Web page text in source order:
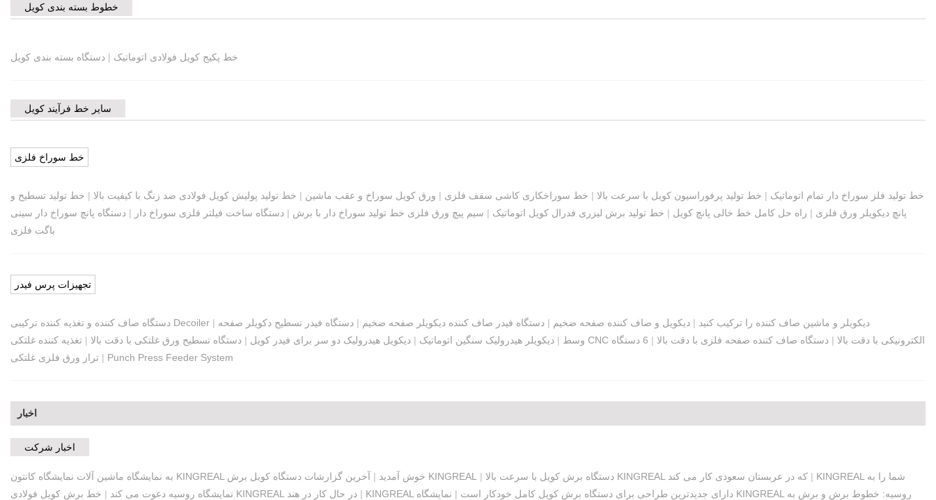
خطوط بسته بندی کویل
خط پکیج کویل فولادی اتوماتیک | دستگاه بسته بندی کویل
سایر خط فرآیند کویل
خط سوراخ فلزی
خط تولید فلز سوراخ دار تمام اتوماتیک | خط تولید پرفوراسیون کویل با سرعت بالا | خط سوراخکاری کاشی سقف فلزی | ورق کویل سوراخ و عقب ماشین | خط تولید پولیش کویل فولادی ضد زنگ با کیفیت بالا | خط تولید تسطیح و
پانچ دیکویلر ورق فلزی | راه حل کامل خط خالی پانچ کویل | خط تولید برش لیزری فدرال کویل اتوماتیک | سیم پیچ ورق فلزی خط تولید سوراخ دار با برش | دستگاه ساخت فیلتر فلزی سوراخ دار | دستگاه پانچ سوراخ دار سینی
باگت فلزی
تجهیزات پرس فیدر
دستگاه صاف کننده و تغذیه کننده ترکیبی Decoiler | دیکویلر و ماشین صاف کننده را ترکیب کنید | دیکویل و صاف کننده صفحه ضخیم | دستگاه فیدر صاف کننده دیکویلر صفحه ضخیم | دستگاه فیدر تسطیح دکویلر صفحه
وسط | دیکویلر هیدرولیک سنگین اتوماتیک | دیکویل هیدرولیک دو سر برای فیدر کویل | دستگاه تسطیح ورق غلتکی با دقت بالا | تغذیه کننده غلتکی CNC الکترونیکی با دقت بالا | دستگاه صاف کننده صفحه فلزی با دقت بالا |
6 دستگاه
تراز ورق فلزی غلتکی | Punch Press Feeder System
اخبار
اخبار شرکت
به نمایشگاه ماشین آلات نمایشگاه کانتون KINGREAL خوش آمدید | آخرین گزارشات دستگاه کویل برش KINGREAL | دستگاه برش کویل با سرعت بالا KINGREAL که در عربستان سعودی کار می کند | KINGREAL شما را به
نمایشگاه روسیه دعوت می کند | خط برش کویل فولادی KINGREAL در حال کار در هند | KINGREAL دارای جدیدترین طراحی برای دستگاه برش کویل کامل خودکار است | نمایشگاه KINGREAL روسیه: خطوط برش و برش به